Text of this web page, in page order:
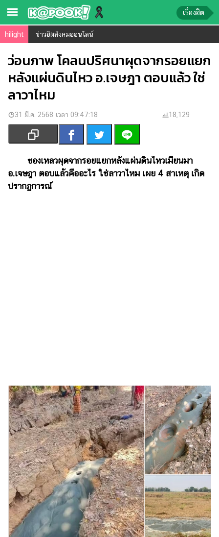
ข่าว-
ความ
รู้
ข่าว
ข่าว
บันเทิง
ตรวจ
ผล
บอล
บันเทิง
เกาหลี
ไลฟ์
ไตล์
ดูด
วง
ผู้
หญิง
ผู้ชาย
เรื่องฮิต
hilight ข่าวฮิตสังคมออนไลน์
ว่อนภาพ โคลนปริศนาผุดจากรอยแยก
หลังแผ่นดินไหว อ.เจษฎา ตอบแล้ว ใช่
ลาวาไหม
31 มี.ค. 2568 เวลา 09:47:18 18,129
ของเหลวผุดจากรอยแยกหลังแผ่นดินไหวเมียนมา
อ.เจษฎา ตอบแล้วคืออะไร ใช่ลาวาไหม เผย 4 สาเหตุ เกิด
ปรากฏการณ์